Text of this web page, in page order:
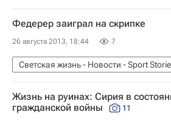
Мультимедийный спортивный пакет
Вацлав Сикора
Кубок Латвийской железной дороги
КХЛ 2025-2026
Лев (Прага)
Динамо (Рига)
СКА (Санкт-
Федерер заиграл на скрипке
26 августа 2013, 18:44 7
Светская жизнь - Новости - Sport
Новости - Sport Stories
Жизнь на руинах: Сирия в
гражданской войны
11